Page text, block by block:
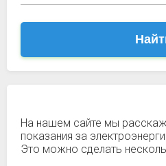
На нашем сайте мы
показания за
Это можно сделать